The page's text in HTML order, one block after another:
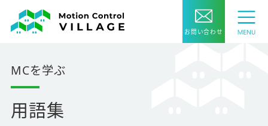
お問い合わせ
MCを学ぶ
用語集